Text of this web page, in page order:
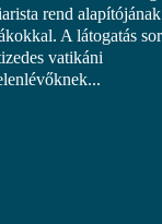
rend alapítójának
A látogatás
vatikáni